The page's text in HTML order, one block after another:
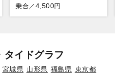
乗合／ 4,500円
タイドグラフ
宮城県 山形県 福島県 東京都